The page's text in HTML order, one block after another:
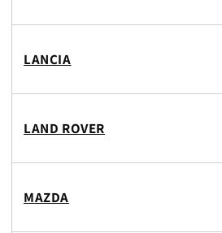
LANCIA
LAND ROVER
MAZDA